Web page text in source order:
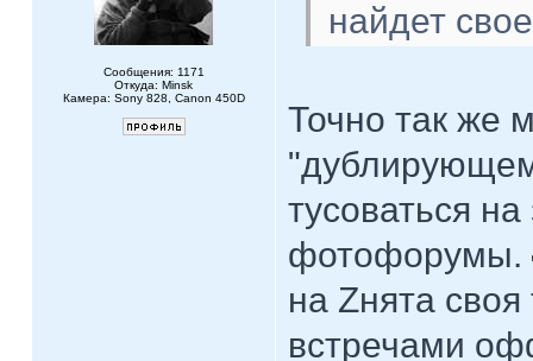
Сообщения: 1171
Откуда: Minsk
Камера: Sony 828, Canon 450D
найдет
Точно так же
тусоваться на
фотофорумы.
на Zнята
встречами